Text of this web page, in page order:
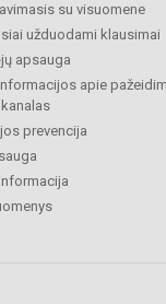
su visuomene
užduodami klausimai
apsauga
apie
prevencija